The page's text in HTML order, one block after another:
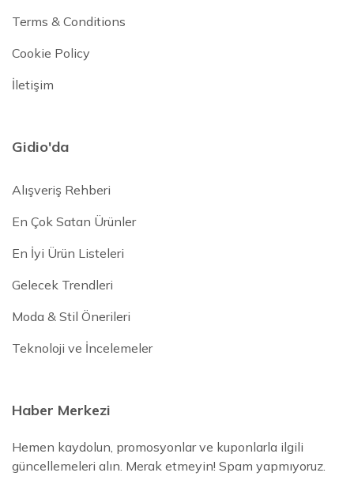
Terms & Conditions
Cookie Policy
İletişim
Gidio'da
Alışveriş Rehberi
En Çok Satan Ürünler
En İyi Ürün Listeleri
Gelecek Trendleri
Moda & Stil Önerileri
Teknoloji ve İncelemeler
Haber Merkezi
Hemen kaydolun, promosyonlar ve kuponlarla ilgili
güncellemeleri alın. Merak etmeyin! Spam yapmıyoruz.